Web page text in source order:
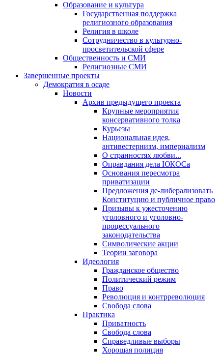
Образование и культура
Государственная поддержка
религиозного образования
Религия в школе
Сотрудничество в культурно-
просветительской сфере
Общественность и СМИ
Религиозные СМИ
Завершенные проекты
Демократия в осаде
Новости
Архив предыдущего проекта
Крупные мероприятия
консервативного толка
Курьезы
Национальная идея,
антивестернизм, империализм
О странностях любви...
Оправдания дела ЮКОСа
Основания пересмотра
приватизации
Предложения де-либерализовать
Конституцию и публичное право
Призывы к ужесточению
уголовного и уголовно-
процессуального
законодательства
Символические акции
Теории заговора
Идеология
Гражданское общество
Политический режим
Право
Революция и контрреволюция
Свобода слова
Практика
Приватность
Свобода слова
Справедливые выборы
Хорошая полиция